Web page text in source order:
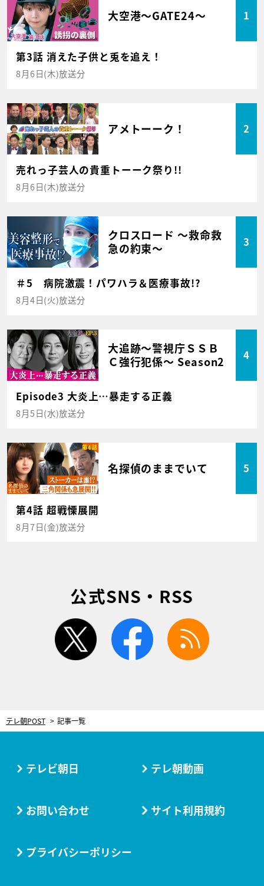
大空港～GATE24～ 1
第3話 消えた子供と兎を追え！
8月6日(木)放送分
アメトーーク！ 2
売れっ子芸人の貴重トーーク祭り!!
8月6日(木)放送分
クロスロード ～救命救
急の約束～
3
＃5 病院激震！パワハラ＆医療事故!?
8月4日(火)放送分
大追跡～警視庁ＳＳＢ
Ｃ強行犯係～ Season2
4
Episode3 大炎上…暴走する正義
8月5日(水)放送分
名探偵のままでいて 5
第4話 超戦慄展開
8月7日(金)放送分
公式SNS・RSS
twitter facebook
テレ朝POST 記事一覧
テレビ朝日 テレ朝動画
お問い合わせ サイト利用規約
プライバシーポリシー